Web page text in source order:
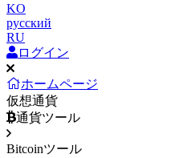
KO
русский
RU
ログイン
ホームページ
仮想通貨
通貨ツール
Bitcoinツール